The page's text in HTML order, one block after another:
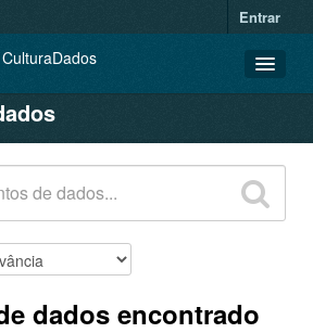
Entrar
dados encontrado